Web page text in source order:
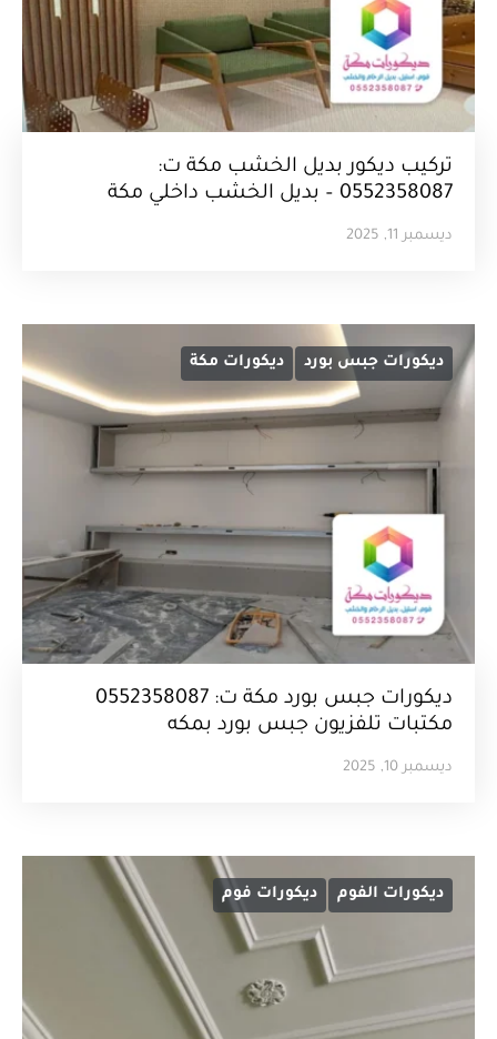
تركيب ديكور بديل الخشب مكة ت:
0552358087 – بديل الخشب داخلي مكة
ديسمبر 11, 2025
ديكورات جبس بورد ديكورات مكة
ديكورات جبس بورد مكة ت: 0552358087
مكتبات تلفزيون جبس بورد بمكه
ديسمبر 10, 2025
ديكورات الفوم ديكورات فوم